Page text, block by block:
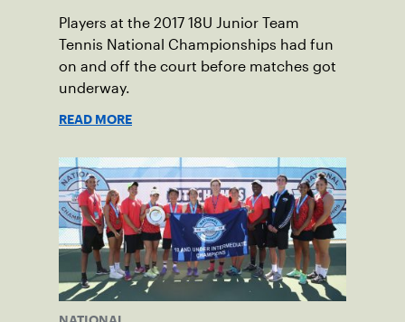
Players at the 2017 18U Junior Team
Tennis National Championships had fun
on and off the court before matches got
underway.
READ MORE